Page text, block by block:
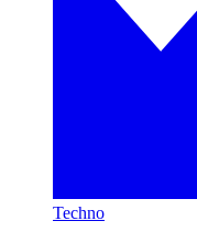
Techno